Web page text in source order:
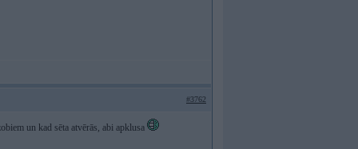
#3762
un kad sēta atvērās, abi apklusa